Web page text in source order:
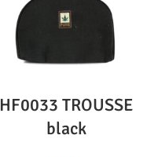
HF0033 TROUSSE
black